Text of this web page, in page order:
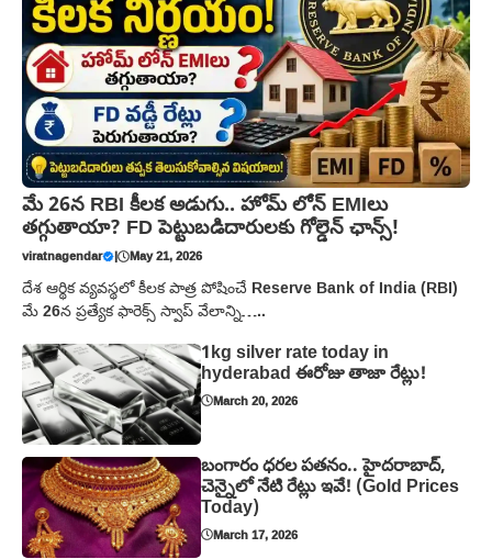
మే 26న RBI కీలక అడుగు.. హోమ్ లోన్ EMIలు
తగ్గుతాయా? FD పెట్టుబడిదారులకు గోల్డెన్ ఛాన్స్!
viratnagendar | May 21, 2026
దేశ ఆర్థిక వ్యవస్థలో కీలక పాత్ర పోషించే Reserve Bank of India (RBI)
మే 26న ప్రత్యేక ఫారెక్స్ స్వాప్ వేలాన్ని…..
1kg silver rate today in
hyderabad ఈరోజు తాజా రేట్లు!
March 20, 2026
బంగారం ధరల పతనం.. హైదరాబాద్,
చెన్నైలో నేటి రేట్లు ఇవే! (Gold Prices
Today)
March 17, 2026